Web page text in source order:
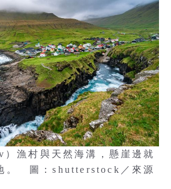
漁村與天然海溝，懸崖邊就
。 圖：shutterstock／來源